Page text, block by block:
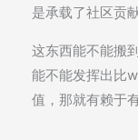
是承载了社区贡
这东西能不能搬
能不能发挥出比
值，那就有赖于